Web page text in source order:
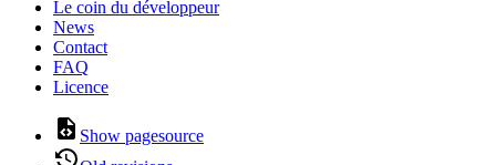
Le coin du développeur
News
Contact
FAQ
Licence
Show pagesource